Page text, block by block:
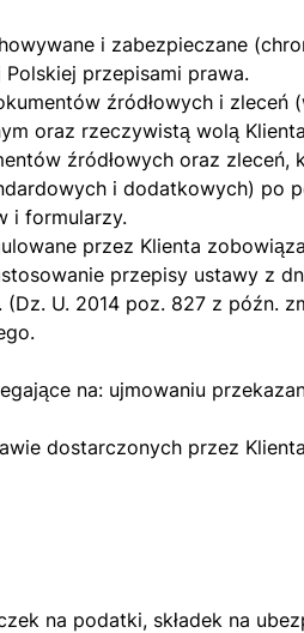
i zabezpieczane
przepisami prawa.
źródłowych i zleceń
oraz rzeczywistą wolą
źródłowych oraz
i dodatkowych) po
i formularzy.
przez Klienta
przepisy ustawy z
U. 2014 poz. 827 z późn.
na: ujmowaniu
dostarczonych przez
na podatki, składek na